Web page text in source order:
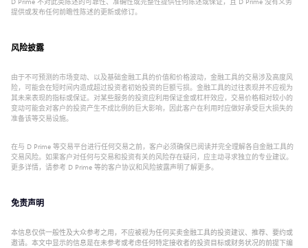
D Prime 不对此类陈述的可靠性、准确性或完整性提供任何陈述或保证，且 D Prime 没有义务
提供或发布任何前瞻性陈述的更新或修订。
风险披露
由于不可预测的市场变动、以及基础金融工具的价值和价格波动，金融工具的交易涉及高度风
险，可能会在短时间内造成超过投资者初始投资的巨额亏损。金融工具的过往表现并不应视为
其未来表现的指标或保证。对某些服务的投资应利用保证金或杠杆效应，交易价格相对较小的
变动可能会对客户的投资产生不成比例的巨大影响，因此客户在利用时应做好承受巨大损失的
准备该等交易设施。
在与 D Prime 等交易平台进行任何交易之前，客户必须确保已阅读并完全理解各自金融工具的
交易风险。如果客户对任何与交易和投资有关的风险存在疑问，应主动寻求独立的专业建议。
更多详情，请参考 D Prime 等的客户协议和风险披露声明了解更多。
免责声明
本信息仅供一般性及大众参考之用，不应被视为任何买卖金融工具的投资建议、推荐、要约或
邀请。本文中显示的信息是在未参考或考虑任何特定接收者的投资目标或财务状况的前提下编